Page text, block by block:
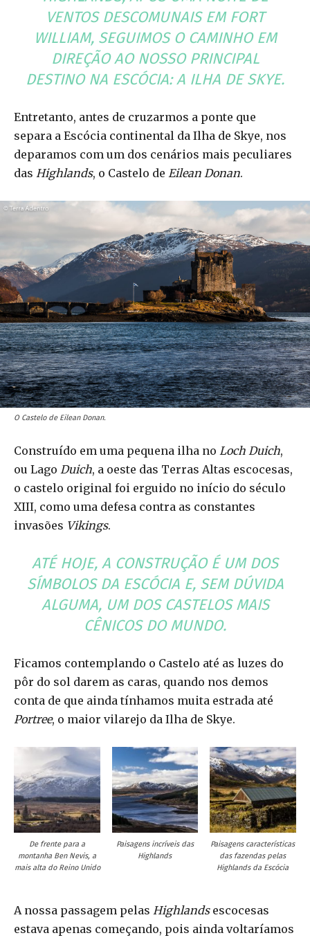
VENTOS DESCOMUNAIS EM FORT
WILLIAM, SEGUIMOS O CAMINHO EM
DIREÇÃO AO NOSSO PRINCIPAL
DESTINO NA ESCÓCIA: A ILHA DE SKYE.
Entretanto, antes de cruzarmos a ponte que
separa a Escócia continental da Ilha de Skye, nos
deparamos com um dos cenários mais peculiares
das Highlands, o Castelo de Eilean Donan.
O Castelo de Eilean Donan.
Construído em uma pequena ilha no Loch Duich,
ou Lago Duich, a oeste das Terras Altas escocesas,
o castelo original foi erguido no início do século
XIII, como uma defesa contra as constantes
invasões Vikings.
ATÉ HOJE, A CONSTRUÇÃO É UM DOS
SÍMBOLOS DA ESCÓCIA E, SEM DÚVIDA
ALGUMA, UM DOS CASTELOS MAIS
CÊNICOS DO MUNDO.
Ficamos contemplando o Castelo até as luzes do
pôr do sol darem as caras, quando nos demos
conta de que ainda tínhamos muita estrada até
Portree, o maior vilarejo da Ilha de Skye.
De frente para a
montanha Ben Nevis, a
mais alta do Reino Unido
Paisagens incríveis das
Highlands
Paisagens características
das fazendas pelas
Highlands da Escócia
A nossa passagem pelas Highlandsescocesas
estava apenas começando, pois ainda voltaríamos